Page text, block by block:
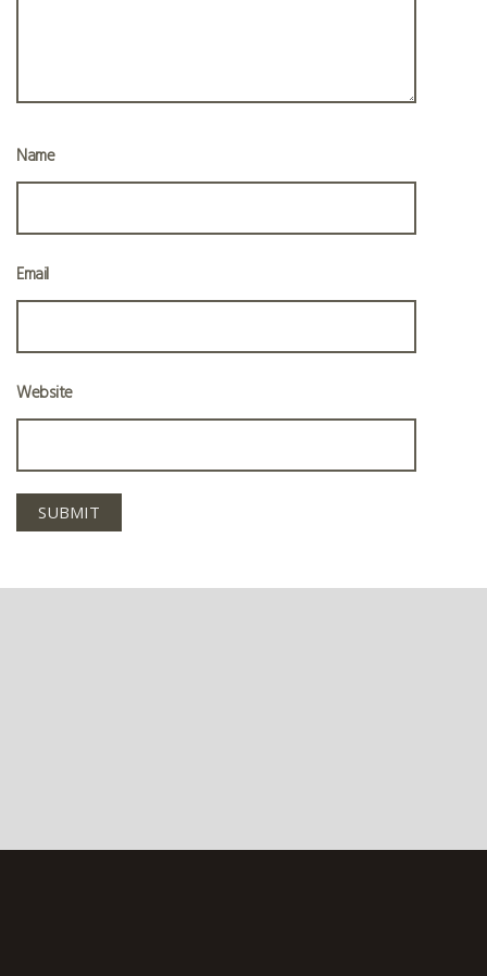
Name
Email
Website